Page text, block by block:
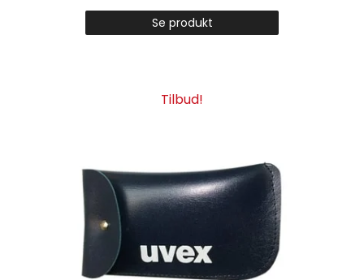
Se produkt
Tilbud!